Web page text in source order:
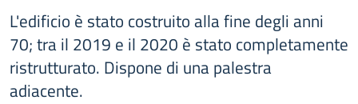
L'edificio è stato costruito alla fine degli anni
70; tra il 2019 e il 2020 è stato completamente
ristrutturato. Dispone di una palestra
adiacente.